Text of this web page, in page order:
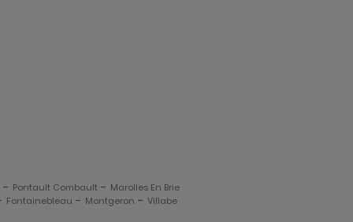
- Pontault Combault - Marolles En Brie
Fontainebleau - Montgeron - Villabe